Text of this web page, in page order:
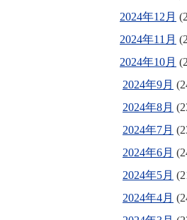
2024年12月
2024年11月
2024年10月
2024年9月
2024年8月
2024年7月
2024年6月
2024年5月
2024年4月